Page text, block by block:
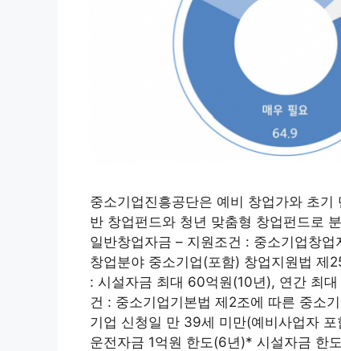
중소기업진흥공단은 예비 창업가와 초
반 창업펀드와 청년 맞춤형 창업펀드로
일반창업자금 – 지원조건 : 중소기업창
창업분야 중소기업(포함) 창업지원법 제
: 시설자금 최대 60억원(10년), 연간 최
건 : 중소기업기본법 제2조에 따른 중소
기업 신청일 만 39세 미만(예비사업자
운전자금 1억원 한도(6년)* 시설자금 한